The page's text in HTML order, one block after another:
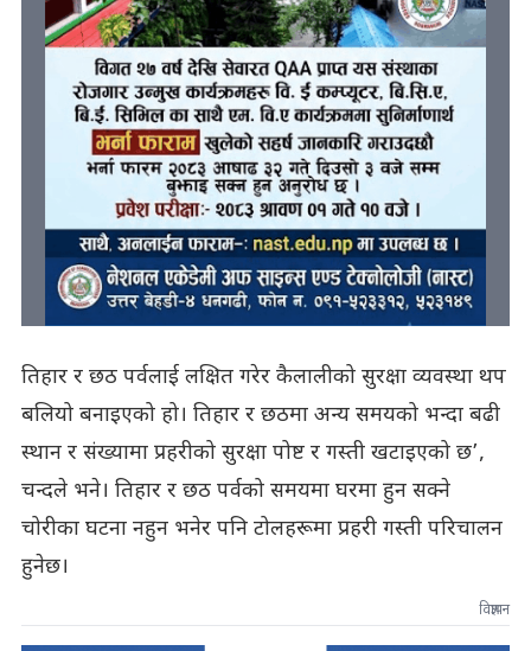
तिहार र छठ पर्वलाई लक्षित गरेर कैलालीको सुरक्षा व्यवस्था थप
बलियो बनाइएको हो। तिहार र छठमा अन्य समयको भन्दा बढी
स्थान र संख्यामा प्रहरीको सुरक्षा पोष्ट र गस्ती खटाइएको छ’,
चन्दले भने। तिहार र छठ पर्वको समयमा घरमा हुन सक्ने
चोरीका घटना नहुन भनेर पनि टोलहरूमा प्रहरी गस्ती परिचालन
हुनेछ।
विज्ञापन